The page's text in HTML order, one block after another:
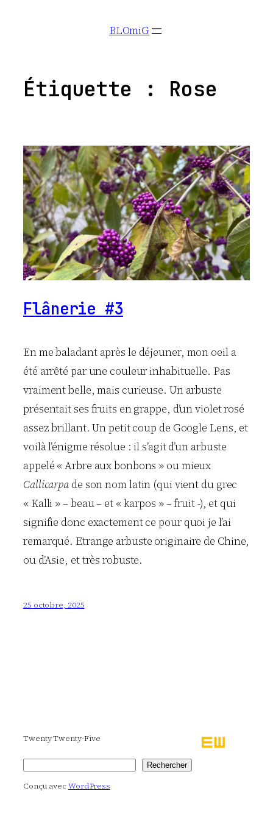
BLOmiG
Étiquette : Rose
Flânerie #3
En me baladant après le déjeuner, mon oeil a
été arrêté par une couleur inhabituelle. Pas
vraiment belle, mais curieuse. Un arbuste
présentait ses fruits en grappe, d’un violet rosé
assez brillant. Un petit coup de Google Lens, et
voilà l’énigme résolue : il s’agit d’un arbuste
appelé « Arbre aux bonbons » ou mieux
Callicarpa de son nom latin (qui vient du grec
« Kalli » – beau – et « karpos » – fruit -), et qui
signifie donc exactement ce pour quoi je l’ai
remarqué. Etrange arbuste originaire de Chine,
ou d’Asie, et très robuste.
25 octobre, 2025
Twenty Twenty-Five
Rechercher Rechercher
Conçu avecWordPress